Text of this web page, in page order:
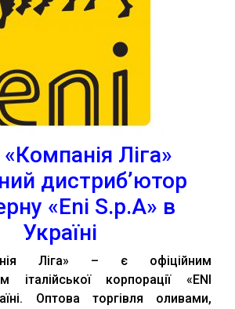
Ліга»
дистриб’ютор
«Eni S.p.A» в
Україні
Ліга» – є офіційним
італійської корпорації «ENI
Оптова торгівля оливами,